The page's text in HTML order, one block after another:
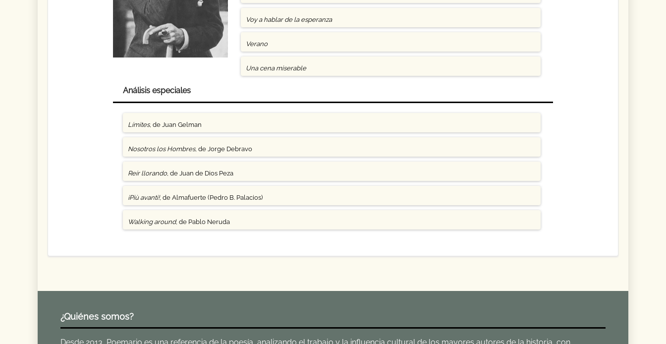
Voy a hablar de la esperanza
Verano
Una cena miserable
Análisis especiales
Límites, de Juan Gelman
Nosotros los Hombres, de Jorge Debravo
Reír llorando, de Juan de Dios Peza
¡Più avanti!, de Almafuerte (Pedro B. Palacios)
Walking around, de Pablo Neruda
¿Quiénes somos?